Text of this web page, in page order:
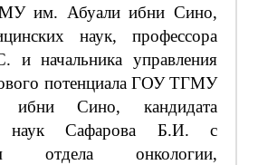
им. Абуали ибни Сино,
наук, профессора
и начальника управления
потенциала ГОУ ТГМУ
Сино, кандидата
наук Сафарова Б.И. с
отдела онкологии,